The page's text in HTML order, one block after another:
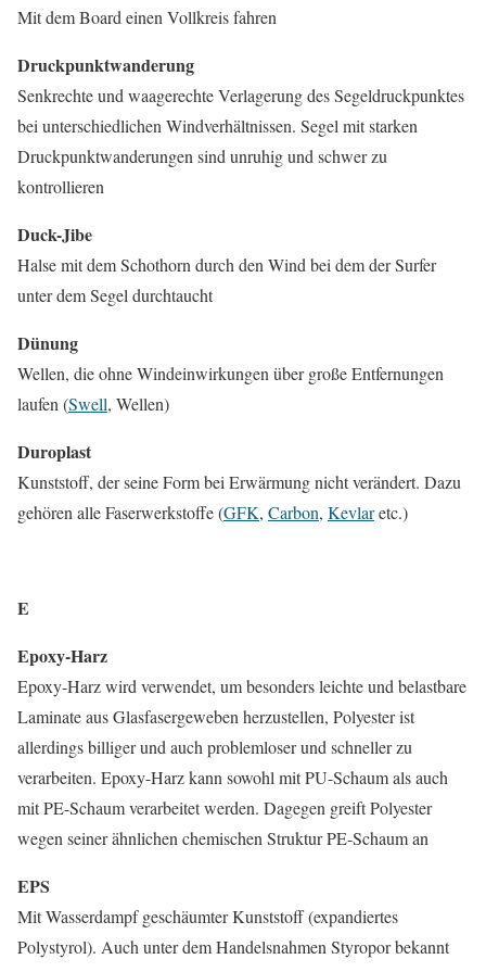
Mit dem Board einen Vollkreis fahren
Druckpunktwanderung
Senkrechte und waagerechte Verlagerung des Segeldruckpunktes
bei unterschiedlichen Windverhältnissen. Segel mit starken
Druckpunktwanderungen sind unruhig und schwer zu
kontrollieren
Duck-Jibe
Halse mit dem Schothorn durch den Wind bei dem der Surfer
unter dem Segel durchtaucht
Dünung
Wellen, die ohne Windeinwirkungen über große Entfernungen
laufen (Swell, Wellen)
Duroplast
Kunststoff, der seine Form bei Erwärmung nicht verändert. Dazu
gehören alle Faserwerkstoffe (GFK, Carbon, Kevlaretc.)
E
Epoxy-Harz
Epoxy-Harz wird verwendet, um besonders leichte und belastbare
Laminate aus Glasfasergeweben herzustellen, Polyester ist
allerdings billiger und auch problemloser und schneller zu
verarbeiten. Epoxy-Harz kann sowohl mit PU-Schaum als auch
mit PE-Schaum verarbeitet werden. Dagegen greift Polyester
wegen seiner ähnlichen chemischen Struktur PE-Schaum an
EPS
Mit Wasserdampf geschäumter Kunststoff (expandiertes
Polystyrol). Auch unter dem Handelsnahmen Styropor bekannt